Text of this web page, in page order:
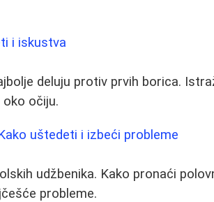
i iskustva
deluju protiv prvih borica.
očiju.
uštedeti i izbeći probleme
udžbenika. Kako pronaći
probleme.